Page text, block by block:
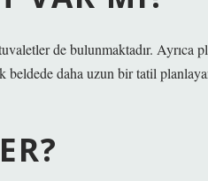
de bulunmaktadır. Ayrıca
daha uzun bir tatil